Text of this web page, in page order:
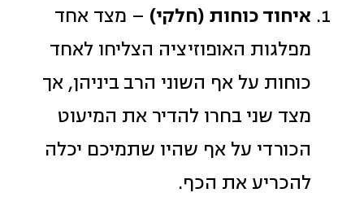
איחוד כוחות (חלקי) – מצד אחד
מפלגות האופוזיציה הצליחו לאחד
כוחות על אף השוני הרב ביניהן, אך
מצד שני בחרו להדיר את המיעוט
הכורדי על אף שהיו שתמיכם יכלה
להכריע את הכף.